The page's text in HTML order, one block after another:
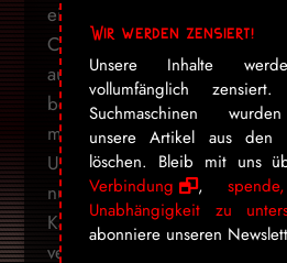
eingefleischte «TWD»-
Comics von Robert
aus den Comics treffen»,
beschreibt ihn als
manchmal nervigen Typ»,
Unterstützung in Kirkmans
nun den Sprung in die TV-
Kang bestätigt aber
verändert wurde und Dantes
Wir werden zensiert!
Unsere Inhalte
vollumfänglich
Suchmaschinen
unsere Artikel aus den
löschen. Bleib mit uns
Verbindung
,
Unabhängigkeit zu
abonniere unseren